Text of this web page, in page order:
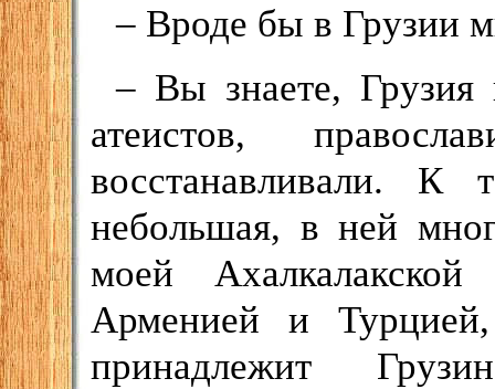
– Вроде бы в Грузии
– Вы знаете, Грузия
атеистов,
восстанавливали.
небольшая, в ней
моей
Арменией и Турцией,
принадлежит